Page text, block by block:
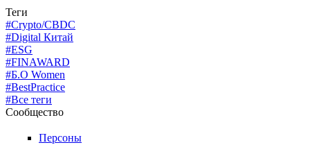
Теги
#Crypto/CBDC
#Digital Китай
#ESG
#FINAWARD
#Б.О Women
#BestPractice
#Все теги
Сообщество
Персоны